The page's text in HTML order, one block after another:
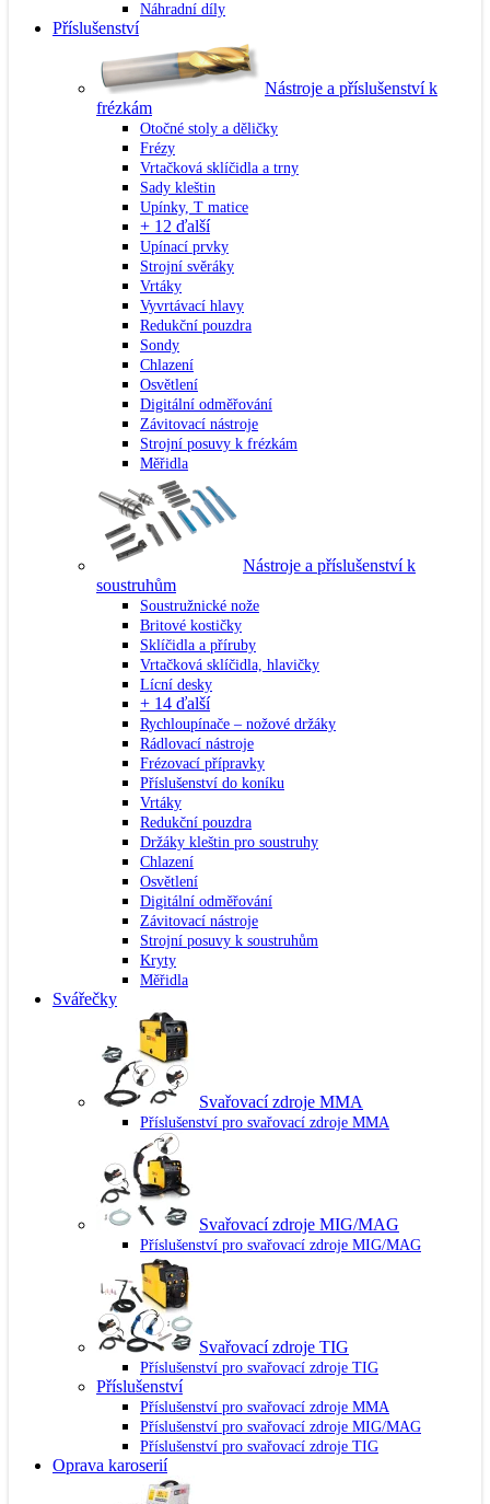
Náhradní díly
Příslušenství
Nástroje a příslušenství k
frézkám
Otočné stoly a děličky
Frézy
Vrtačková sklíčidla a trny
Sady kleštin
Upínky, T matice
+ 12 ďalší
Upínací prvky
Strojní svěráky
Vrtáky
Vyvrtávací hlavy
Redukční pouzdra
Sondy
Chlazení
Osvětlení
Digitální odměřování
Závitovací nástroje
Strojní posuvy k frézkám
Měřidla
Nástroje a příslušenství k
soustruhům
Soustružnické nože
Britové kostičky
Sklíčidla a příruby
Vrtačková sklíčidla, hlavičky
Lícní desky
+ 14 ďalší
Rychloupínače – nožové držáky
Rádlovací nástroje
Frézovací přípravky
Příslušenství do koníku
Vrtáky
Redukční pouzdra
Držáky kleštin pro soustruhy
Chlazení
Osvětlení
Digitální odměřování
Závitovací nástroje
Strojní posuvy k soustruhům
Kryty
Měřidla
Svářečky
Svařovací zdroje MMA
Příslušenství pro svařovací zdroje MMA
Svařovací zdroje MIG/MAG
Příslušenství pro svařovací zdroje MIG/MAG
Svařovací zdroje TIG
Příslušenství pro svařovací zdroje TIG
Příslušenství
Příslušenství pro svařovací zdroje MMA
Příslušenství pro svařovací zdroje MIG/MAG
Příslušenství pro svařovací zdroje TIG
Oprava karoserií